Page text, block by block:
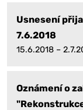
Usnesení
7.6.2018
15.6.2018 –
Oznámení o